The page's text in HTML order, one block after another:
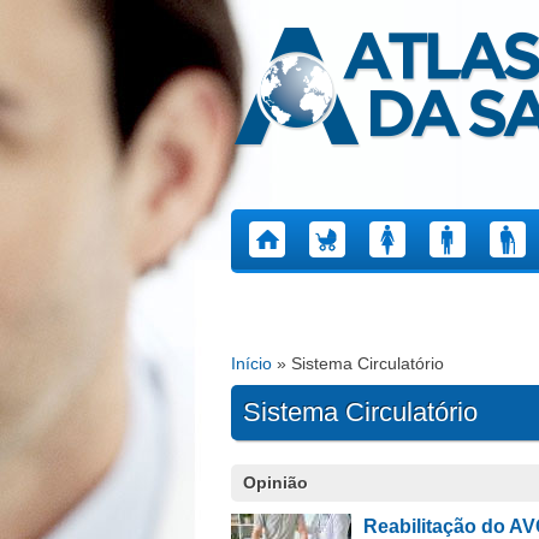
Atlas da Saúde
Está aqui
Início » Sistema Circulatório
Sistema Circulatório
Opinião
Reabilitação do
Páginas